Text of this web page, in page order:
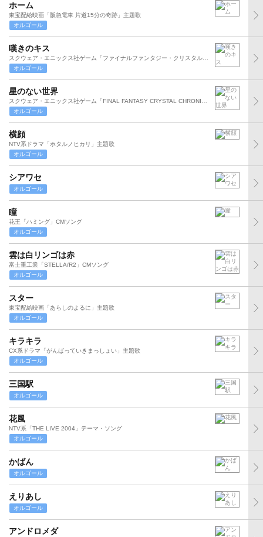
ホーム
東宝配給映画「阪急電車 片道15分の奇跡」主題歌
オルゴール
嘆きのキス
スクウェア・エニックス社ゲーム「ファイナルファンタジー・クリスタルクロニクルエコーズ・オブ・タイム」イメージ・ソング
オルゴール
星のない世界
スクウェア・エニックス社ゲーム「FINAL FANTASY CRYSTAL CHRONICLES Ring of Fat
オルゴール
横顔
NTV系ドラマ「ホタルノヒカリ」主題歌
オルゴール
シアワセ
オルゴール
瞳
花王「ハミング」CMソング
オルゴール
雲は白リンゴは赤
富士重工業「STELLA/R2」CMソング
オルゴール
スター
東宝配給映画「あらしのよるに」主題歌
オルゴール
キラキラ
CX系ドラマ「がんばっていきまっしょい」主題歌
オルゴール
三国駅
オルゴール
花風
NTV系「THE LIVE 2004」テーマ・ソング
オルゴール
かばん
オルゴール
えりあし
オルゴール
アンドロメダ